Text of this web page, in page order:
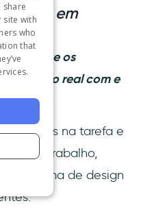
em
os
tempo real com e
equipes na tarefa e
todo o trabalho,
sistema de design
share
with
who
that